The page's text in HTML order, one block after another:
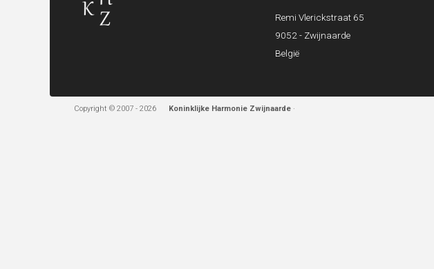
Remi Vlerickstraat 65
9052 - Zwijnaarde
België
Copyright © 2007 - 2026 Koninklijke Harmonie Zwijnaarde ·